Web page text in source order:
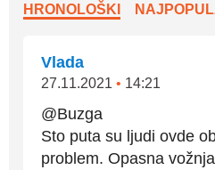
HRONOLOŠKI
Vlada
27.11.2021 • 14:21
@Buzga
Sto puta su ljudi ovde
problem. Opasna